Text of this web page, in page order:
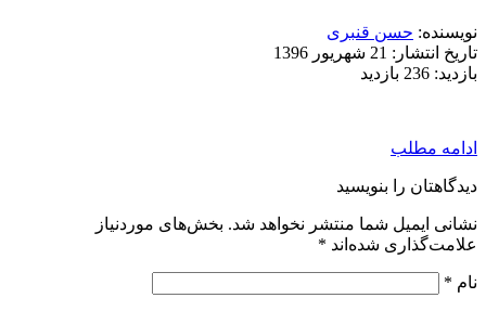
نویسنده: حسن قنبری
تاریخ انتشار: 21 شهریور 1396
بازدید: 236 بازدید
ادامه مطلب
دیدگاهتان را بنویسید
نشانی ایمیل شما منتشر نخواهد شد. بخش‌های موردنیاز
علامت‌گذاری شده‌اند *
نام *